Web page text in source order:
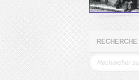
RECHERCHE